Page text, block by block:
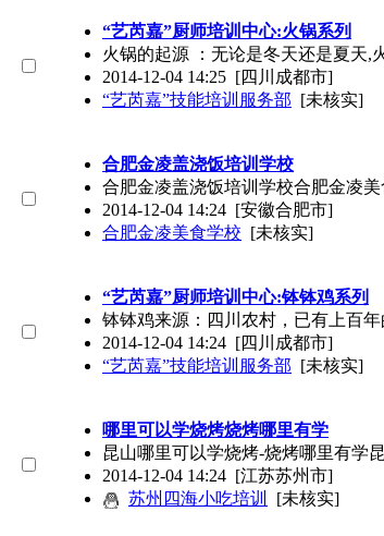
“艺芮嘉”厨师培训中心:火锅系列
火锅的起源 ：无论是冬天还是夏天,
2014-12-04 14:25 [四川成都市]
“艺芮嘉”技能培训服务部 [未核实]
合肥金凌盖浇饭培训学校
合肥金凌盖浇饭培训学校合肥金凌
2014-12-04 14:24 [安徽合肥市]
合肥金凌美食学校 [未核实]
“艺芮嘉”厨师培训中心:钵钵鸡系列
钵钵鸡来源：四川农村，已有上百
2014-12-04 14:24 [四川成都市]
“艺芮嘉”技能培训服务部 [未核实]
哪里可以学烧烤烧烤哪里有学
昆山哪里可以学烧烤-烧烤哪里有学
2014-12-04 14:24 [江苏苏州市]
苏州四海小吃培训
[未核实]